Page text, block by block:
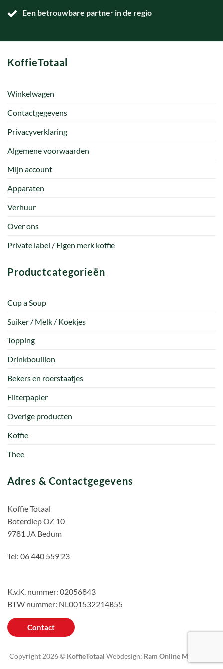
Een betrouwbare partner in de regio
KoffieTotaal
Winkelwagen
Contactgegevens
Privacyverklaring
Algemene voorwaarden
Mijn account
Apparaten
Verhuur
Over ons
Private label / Eigen merk koffie
Productcategorieën
Cup a Soup
Suiker / Melk / Koekjes
Topping
Drinkbouillon
Bekers en roerstaafjes
Filterpapier
Overige producten
Koffie
Thee
Adres & Contactgegevens
Koffie Totaal
Boterdiep OZ 10
9781 JA Bedum
Tel: 06 440 559 23
K.v.K. nummer: 02056843
BTW nummer: NL001532214B55
Contact
Copyright 2026 © KoffieTotaal Webdesign: Ram Online Marketing